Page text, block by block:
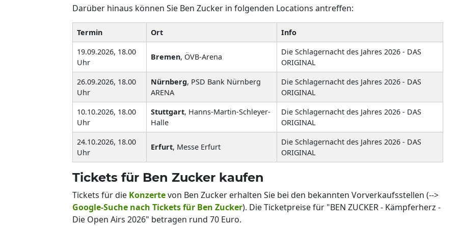
Darüber hinaus können Sie Ben Zucker in folgenden Locations antreffen:
Termin Ort
Info
19.09.2026, 18.00
Uhr
Bremen, ÖVB-Arena
Die Schlagernacht des Jahres 2026 - DAS
ORIGINAL
26.09.2026, 18.00
Uhr
Nürnberg, PSD Bank Nürnberg
ARENA
Die Schlagernacht des Jahres 2026 - DAS
ORIGINAL
10.10.2026, 18.00
Uhr
Stuttgart, Hanns-Martin-Schleyer-
Halle
Die Schlagernacht des Jahres 2026 - DAS
ORIGINAL
24.10.2026, 18.00
Uhr
Erfurt, Messe Erfurt
Die Schlagernacht des Jahres 2026 - DAS
ORIGINAL
Tickets für Ben Zucker kaufen
Tickets für die Konzertevon Ben Zucker erhalten Sie bei den bekannten Vorverkaufsstellen (-->
Google-Suche nach Tickets für Ben Zucker). Die Ticketpreise für "BEN ZUCKER - Kämpferherz -
Die Open Airs 2026" betragen rund 70 Euro.